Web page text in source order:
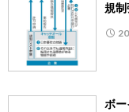
規
ボ